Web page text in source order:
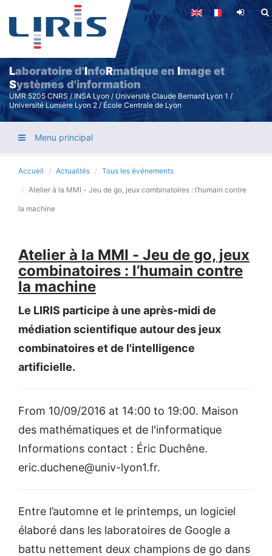
Aller
contenu
principal
Laboratoire d'InfoRmatique en Image et
Systèmes d'information
UMR 5205 CNRS / INSA Lyon / Université Claude Bernard Lyon 1 /
Université Lumière Lyon 2 / École Centrale de Lyon
Menu principal
Accueil Actualités Tous les événements
Atelier à la MMI - Jeu de go, jeux combinatoires : l’humain contre
la machine
Atelier à la MMI - Jeu de go, jeux
combinatoires : l’humain contre
la machine
Le LIRIS participe à une après-midi de
médiation scientifique autour des jeux
combinatoires et de l'intelligence
artificielle.
From 10/09/2016 at 14:00 to 19:00. Maison
des mathématiques et de l'informatique
Informations contact : Éric Duchêne.
eric.duchene@univ-lyon1.fr.
Entre l’automne et le printemps, un logiciel
élaboré dans les laboratoires de Google a
battu nettement deux champions de go dans